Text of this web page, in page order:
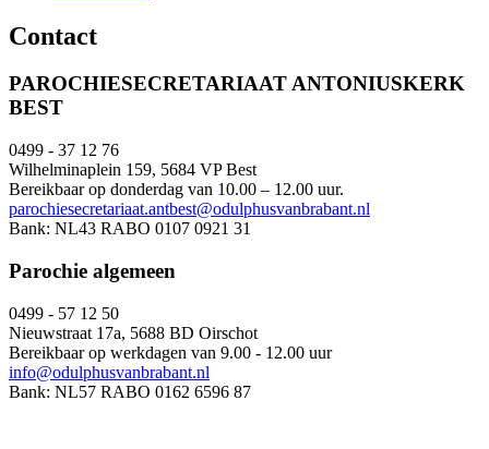
Contact
PAROCHIESECRETARIAAT ANTONIUSKERK
BEST
0499 - 37 12 76
Wilhelminaplein 159, 5684 VP Best
Bereikbaar op donderdag van 10.00 – 12.00 uur.
parochiesecretariaat.antbest@odulphusvanbrabant.nl
Bank: NL43 RABO 0107 0921 31
Parochie algemeen
0499 - 57 12 50
Nieuwstraat 17a, 5688 BD Oirschot
Bereikbaar op werkdagen van 9.00 - 12.00 uur
info@odulphusvanbrabant.nl
Bank: NL57 RABO 0162 6596 87